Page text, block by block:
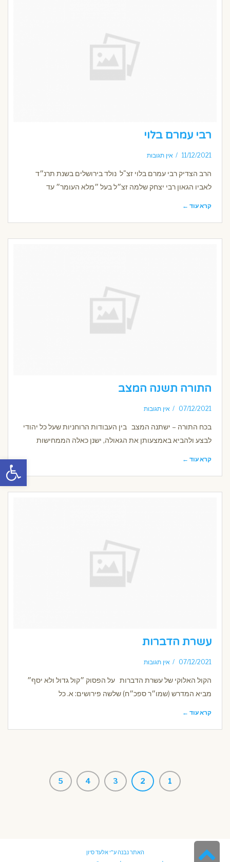
פתח
רבי עמרם בלוי
11/12/2021 אין תגובות
הרב הצדיק רבי עמרם בלוי זצ"ל נולד בירושלים בשנת תרנ״ד
לאביו הגאון רבי יצחק שלמה זצ״ל בעל ״מלא העומר״ עד
קרא עוד ←
התורה תשנה המצב
07/12/2021 אין תגובות
בכח התורה – ישתנה המצב בין העבודות הרוחניות שעל כל יהודי
לבצע ולהביא באמצעותן את הגאולה, ישנן כאלה הממחישות
קרא עוד ←
עשרת הדברות
07/12/2021 אין תגובות
הקול האלוקי של עשרת הדברות על הפסוק ״קול גדול ולא יסף״
מביא המדרש (שמו״ר ספכ״ח) שלשה פירושים: א. כל
קרא עוד ←
1
2
3
4
5
האתר נבנה ע"יאלעד סיון